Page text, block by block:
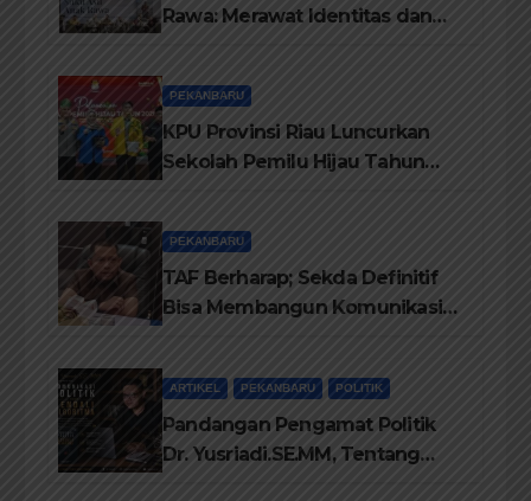
Rawa: Merawat Identitas dan
PEKANBARU
KPU Provinsi Riau Luncurkan
Sekolah Pemilu Hijau Tahun
Lingkungan
PEKANBARU
TAF Berharap; Sekda Definitif
Bisa Membangun Komunikasi
ARTIKEL PEKANBARU POLITIK
Pandangan Pengamat Politik
Dr. Yusriadi.SE.MM, Tentang